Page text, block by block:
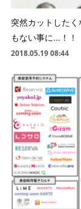
突然カットした
もない事に...！！
2018.05.19 08:44